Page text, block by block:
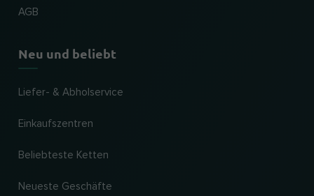
AGB
Neu und beliebt
Liefer- & Abholservice
Einkaufszentren
Beliebteste Ketten
Neueste Geschäfte